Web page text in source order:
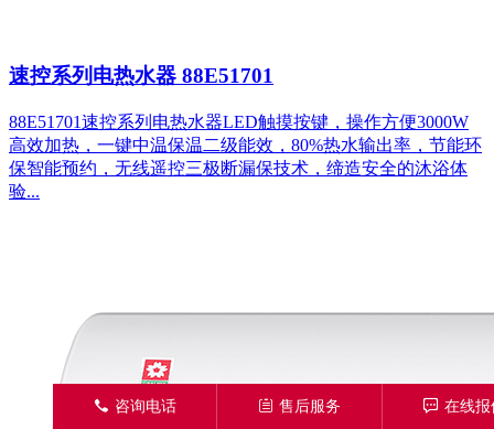
速控系列电热水器 88E51701
88E51701速控系列电热水器LED触摸按键，操作方便3000W
高效加热，一键中温保温二级能效，80%热水输出率，节能环
保智能预约，无线遥控三极断漏保技术，缔造安全的沐浴体
验...
󦁁 咨询电话 󦃡 售后服务 󦏡 在线报